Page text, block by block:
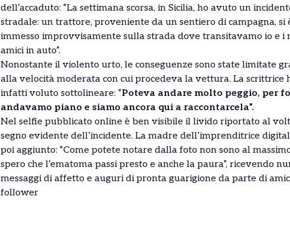
dell’accaduto: “La settimana scorsa, in Sicilia, ho avuto un
stradale: un trattore, proveniente da un sentiero di campagna, si
immesso improvvisamente sulla strada dove transitavamo io e i
amici in auto”.
Nonostante il violento urto, le conseguenze sono state limitate
alla velocità moderata con cui procedeva la vettura. La scrittrice
infatti voluto sottolineare: “Poteva andare molto peggio, per
andavamo piano e siamo ancora qui a raccontarcela”.
Nel selfie pubblicato online è ben visibile il livido riportato al
segno evidente dell’incidente. La madre dell’imprenditrice
poi aggiunto: “Come potete notare dalla foto non sono al
spero che l’ematoma passi presto e anche la paura”, ricevendo
messaggi di affetto e auguri di pronta guarigione da parte di
follower